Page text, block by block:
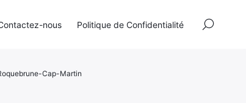
Cap-Martin
nous Politique de Confidentialité